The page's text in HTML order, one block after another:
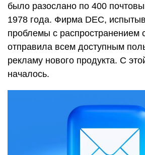
было разослано по 400
1978 года. Фирма DEC,
проблемы с распространением
отправила всем доступным
рекламу нового продукта. С
началось.